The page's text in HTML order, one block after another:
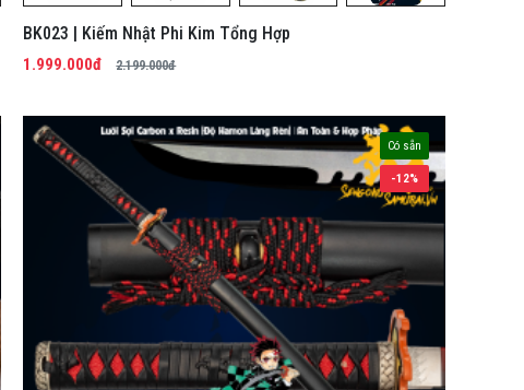
BK023 | Kiếm Nhật Phi Kim Tổng Hợp
1.999.000đ 2.199.000đ
Có sẵn
-12%